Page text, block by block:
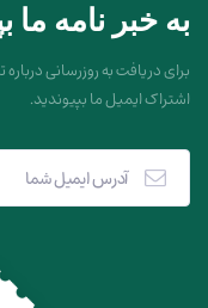
به خبر نامه ما
برای دریافت به روزرسانی
اشتراک ایمیل ما بپیوندید.